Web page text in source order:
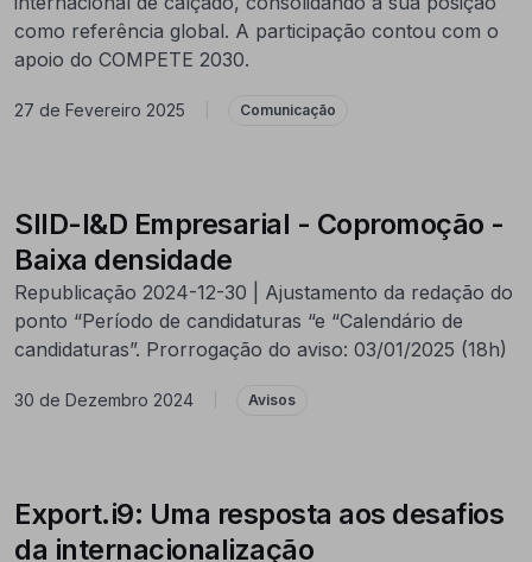
como referência global. A participação contou com o
apoio do COMPETE 2030.
27 de Fevereiro 2025 Comunicação
SIID-I&D Empresarial - Copromoção -
Baixa densidade
Republicação 2024-12-30 | Ajustamento da redação do
ponto “Período de candidaturas “e “Calendário de
candidaturas”. Prorrogação do aviso: 03/01/2025 (18h)
30 de Dezembro 2024 Avisos
Export.i9: Uma resposta aos desafios
da internacionalização